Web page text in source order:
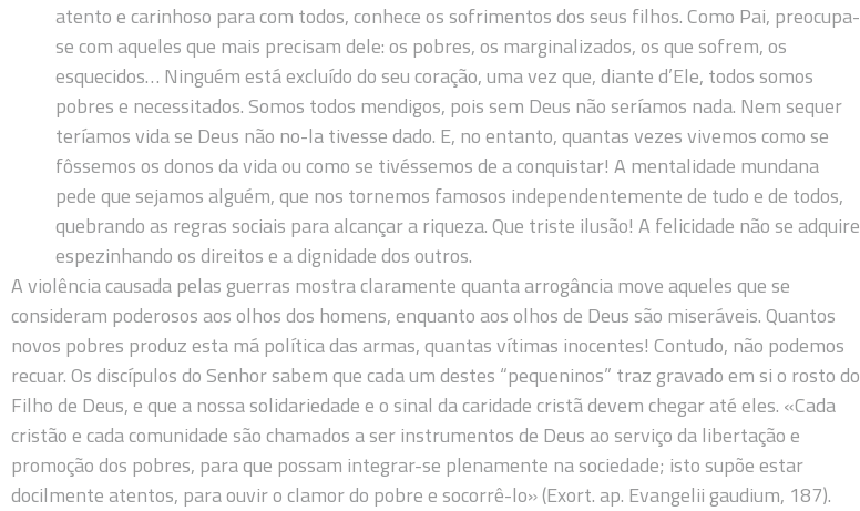
atento e carinhoso para com todos, conhece os sofrimentos dos seus filhos. Como Pai, preocupa-
se com aqueles que mais precisam dele: os pobres, os marginalizados, os que sofrem, os
esquecidos… Ninguém está excluído do seu coração, uma vez que, diante d’Ele, todos somos
pobres e necessitados. Somos todos mendigos, pois sem Deus não seríamos nada. Nem sequer
teríamos vida se Deus não no-la tivesse dado. E, no entanto, quantas vezes vivemos como se
fôssemos os donos da vida ou como se tivéssemos de a conquistar! A mentalidade mundana
pede que sejamos alguém, que nos tornemos famosos independentemente de tudo e de todos,
quebrando as regras sociais para alcançar a riqueza. Que triste ilusão! A felicidade não se adquire
espezinhando os direitos e a dignidade dos outros.
A violência causada pelas guerras mostra claramente quanta arrogância move aqueles que se
consideram poderosos aos olhos dos homens, enquanto aos olhos de Deus são miseráveis. Quantos
novos pobres produz esta má política das armas, quantas vítimas inocentes! Contudo, não podemos
recuar. Os discípulos do Senhor sabem que cada um destes “pequeninos” traz gravado em si o rosto do
Filho de Deus, e que a nossa solidariedade e o sinal da caridade cristã devem chegar até eles. «Cada
cristão e cada comunidade são chamados a ser instrumentos de Deus ao serviço da libertação e
promoção dos pobres, para que possam integrar-se plenamente na sociedade; isto supõe estar
docilmente atentos, para ouvir o clamor do pobre e socorrê-lo» (Exort. ap. Evangelii gaudium, 187).